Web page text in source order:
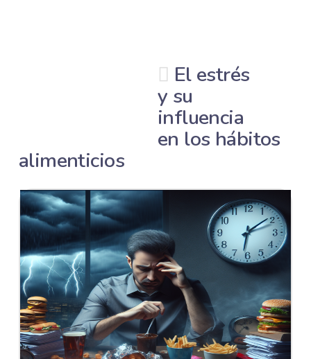
El estrés
y su
influencia
en los hábitos
alimenticios